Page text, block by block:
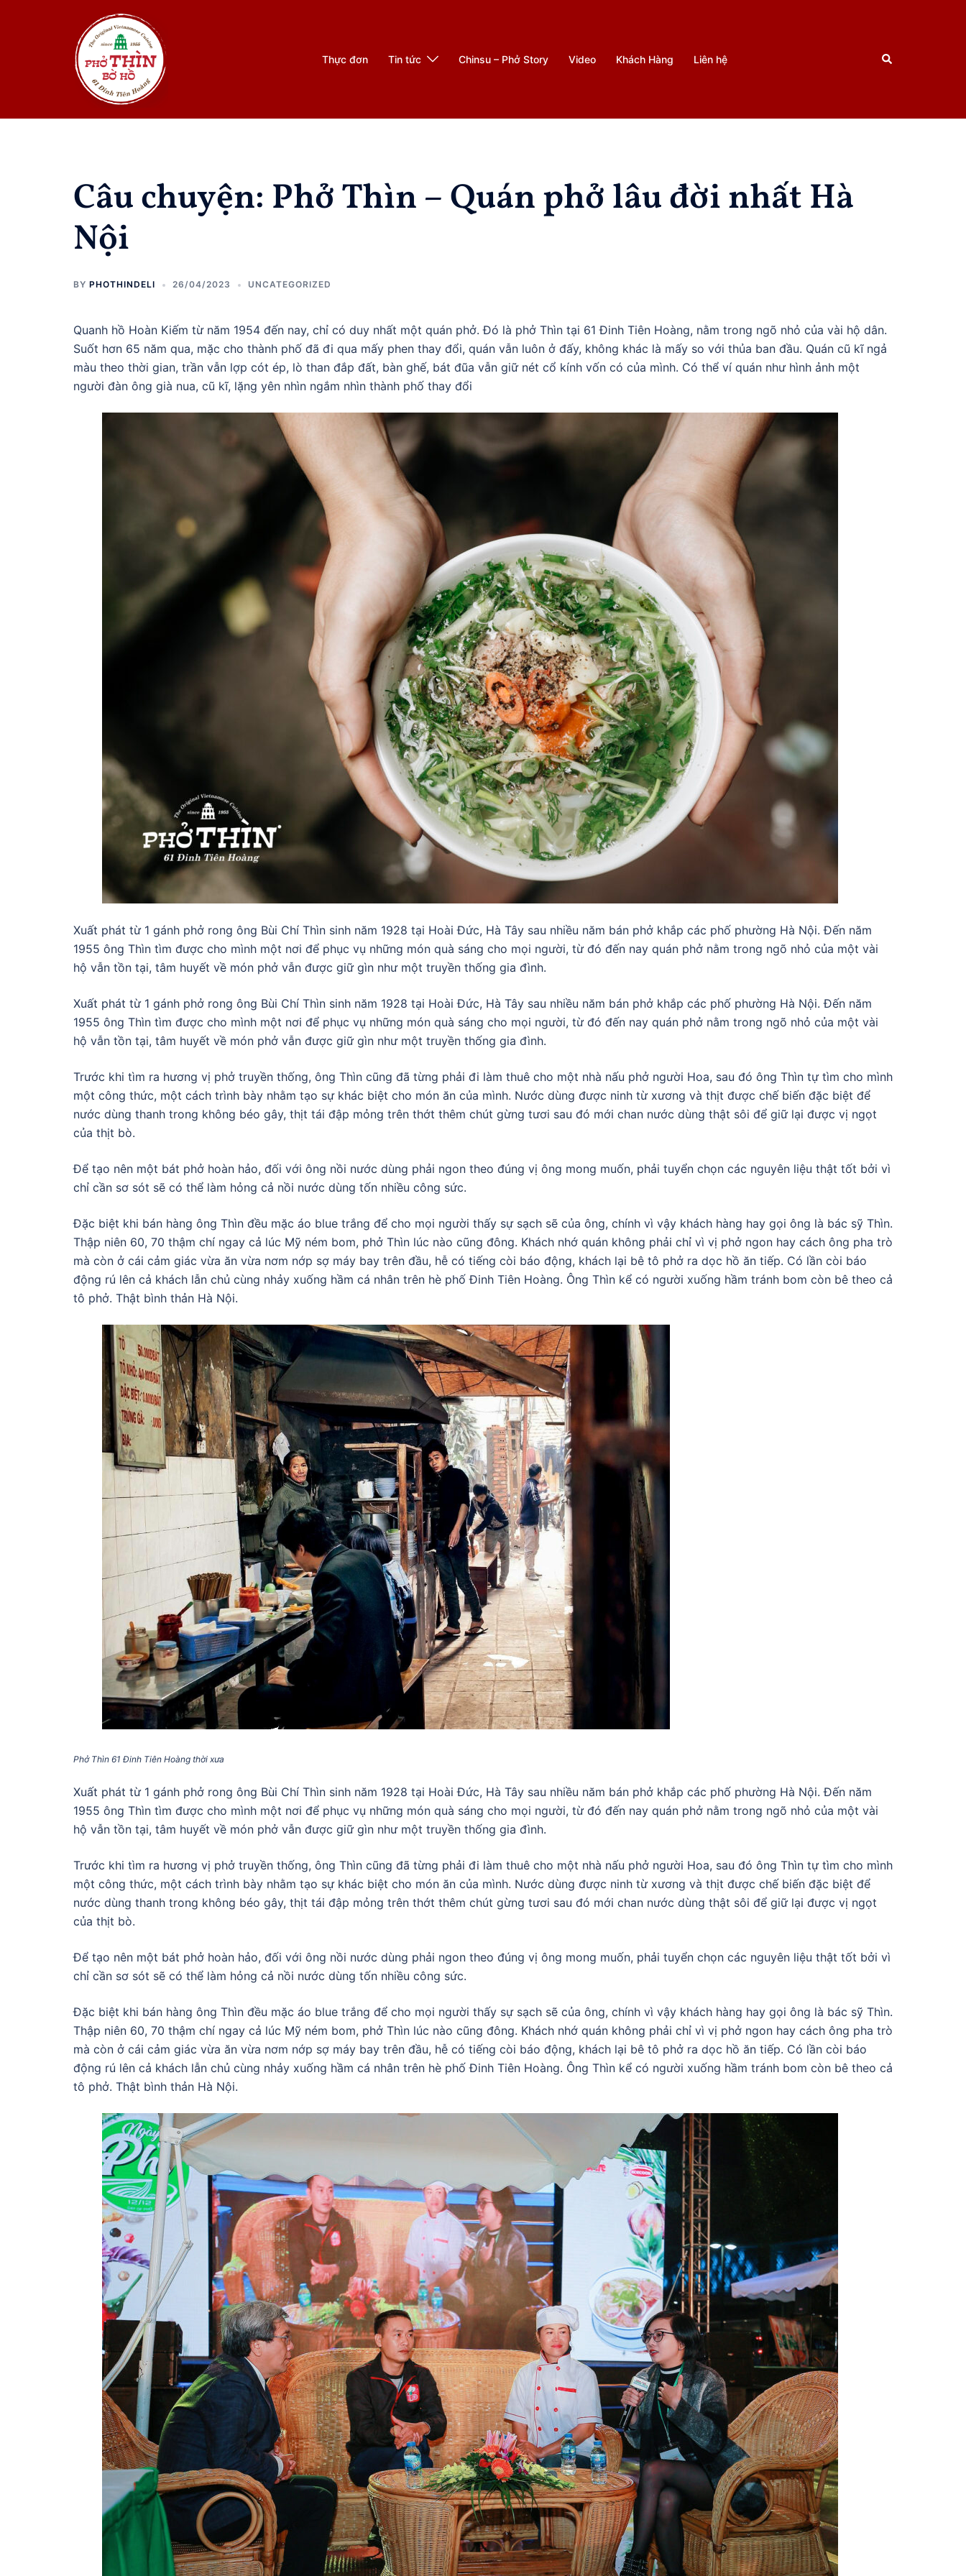
Thực đơn Tin tức Chinsu – Phở Story Video Khách Hàng Liên hệ Search
Câu chuyện: Phở Thìn – Quán phở lâu đời nhất Hà
Nội
BY PHOTHINDELI 26/04/2023 UNCATEGORIZED
Quanh hồ Hoàn Kiếm từ năm 1954 đến nay, chỉ có duy nhất một quán phở. Đó là phở Thìn tại 61 Đinh Tiên Hoàng, nằm trong ngõ nhỏ của vài hộ dân.
Suốt hơn 65 năm qua, mặc cho thành phố đã đi qua mấy phen thay đổi, quán vẫn luôn ở đấy, không khác là mấy so với thủa ban đầu. Quán cũ kĩ ngả
màu theo thời gian, trần vẫn lợp cót ép, lò than đắp đất, bàn ghế, bát đũa vẫn giữ nét cổ kính vốn có của mình. Có thể ví quán như hình ảnh một
người đàn ông già nua, cũ kĩ, lặng yên nhìn ngắm nhìn thành phố thay đổi
Xuất phát từ 1 gánh phở rong ông Bùi Chí Thìn sinh năm 1928 tại Hoài Đức, Hà Tây sau nhiều năm bán phở khắp các phố phường Hà Nội. Đến năm
1955 ông Thìn tìm được cho mình một nơi để phục vụ những món quà sáng cho mọi người, từ đó đến nay quán phở nằm trong ngõ nhỏ của một vài
hộ vẫn tồn tại, tâm huyết về món phở vẫn được giữ gìn như một truyền thống gia đình.
Xuất phát từ 1 gánh phở rong ông Bùi Chí Thìn sinh năm 1928 tại Hoài Đức, Hà Tây sau nhiều năm bán phở khắp các phố phường Hà Nội. Đến năm
1955 ông Thìn tìm được cho mình một nơi để phục vụ những món quà sáng cho mọi người, từ đó đến nay quán phở nằm trong ngõ nhỏ của một vài
hộ vẫn tồn tại, tâm huyết về món phở vẫn được giữ gìn như một truyền thống gia đình.
Trước khi tìm ra hương vị phở truyền thống, ông Thìn cũng đã từng phải đi làm thuê cho một nhà nấu phở người Hoa, sau đó ông Thìn tự tìm cho mình
một công thức, một cách trình bày nhằm tạo sự khác biệt cho món ăn của mình. Nước dùng được ninh từ xương và thịt được chế biến đặc biệt để
nước dùng thanh trong không béo gây, thịt tái đập mỏng trên thớt thêm chút gừng tươi sau đó mới chan nước dùng thật sôi để giữ lại được vị ngọt
của thịt bò.
Để tạo nên một bát phở hoàn hảo, đối với ông nồi nước dùng phải ngon theo đúng vị ông mong muốn, phải tuyển chọn các nguyên liệu thật tốt bởi vì
chỉ cần sơ sót sẽ có thể làm hỏng cả nồi nước dùng tốn nhiều công sức.
Đặc biệt khi bán hàng ông Thìn đều mặc áo blue trắng để cho mọi người thấy sự sạch sẽ của ông, chính vì vậy khách hàng hay gọi ông là bác sỹ Thìn.
Thập niên 60, 70 thậm chí ngay cả lúc Mỹ ném bom, phở Thìn lúc nào cũng đông. Khách nhớ quán không phải chỉ vì vị phở ngon hay cách ông pha trò
mà còn ở cái cảm giác vừa ăn vừa nơm nớp sợ máy bay trên đầu, hễ có tiếng còi báo động, khách lại bê tô phở ra dọc hồ ăn tiếp. Có lần còi báo
động rú lên cả khách lẫn chủ cùng nhảy xuống hầm cá nhân trên hè phố Đinh Tiên Hoàng. Ông Thìn kể có người xuống hầm tránh bom còn bê theo cả
tô phở. Thật bình thản Hà Nội.
Phở Thìn 61 Đinh Tiên Hoàng thời xưa
Xuất phát từ 1 gánh phở rong ông Bùi Chí Thìn sinh năm 1928 tại Hoài Đức, Hà Tây sau nhiều năm bán phở khắp các phố phường Hà Nội. Đến năm
1955 ông Thìn tìm được cho mình một nơi để phục vụ những món quà sáng cho mọi người, từ đó đến nay quán phở nằm trong ngõ nhỏ của một vài
hộ vẫn tồn tại, tâm huyết về món phở vẫn được giữ gìn như một truyền thống gia đình.
Trước khi tìm ra hương vị phở truyền thống, ông Thìn cũng đã từng phải đi làm thuê cho một nhà nấu phở người Hoa, sau đó ông Thìn tự tìm cho mình
một công thức, một cách trình bày nhằm tạo sự khác biệt cho món ăn của mình. Nước dùng được ninh từ xương và thịt được chế biến đặc biệt để
nước dùng thanh trong không béo gây, thịt tái đập mỏng trên thớt thêm chút gừng tươi sau đó mới chan nước dùng thật sôi để giữ lại được vị ngọt
của thịt bò.
Để tạo nên một bát phở hoàn hảo, đối với ông nồi nước dùng phải ngon theo đúng vị ông mong muốn, phải tuyển chọn các nguyên liệu thật tốt bởi vì
chỉ cần sơ sót sẽ có thể làm hỏng cả nồi nước dùng tốn nhiều công sức.
Đặc biệt khi bán hàng ông Thìn đều mặc áo blue trắng để cho mọi người thấy sự sạch sẽ của ông, chính vì vậy khách hàng hay gọi ông là bác sỹ Thìn.
Thập niên 60, 70 thậm chí ngay cả lúc Mỹ ném bom, phở Thìn lúc nào cũng đông. Khách nhớ quán không phải chỉ vì vị phở ngon hay cách ông pha trò
mà còn ở cái cảm giác vừa ăn vừa nơm nớp sợ máy bay trên đầu, hễ có tiếng còi báo động, khách lại bê tô phở ra dọc hồ ăn tiếp. Có lần còi báo
động rú lên cả khách lẫn chủ cùng nhảy xuống hầm cá nhân trên hè phố Đinh Tiên Hoàng. Ông Thìn kể có người xuống hầm tránh bom còn bê theo cả
tô phở. Thật bình thản Hà Nội.